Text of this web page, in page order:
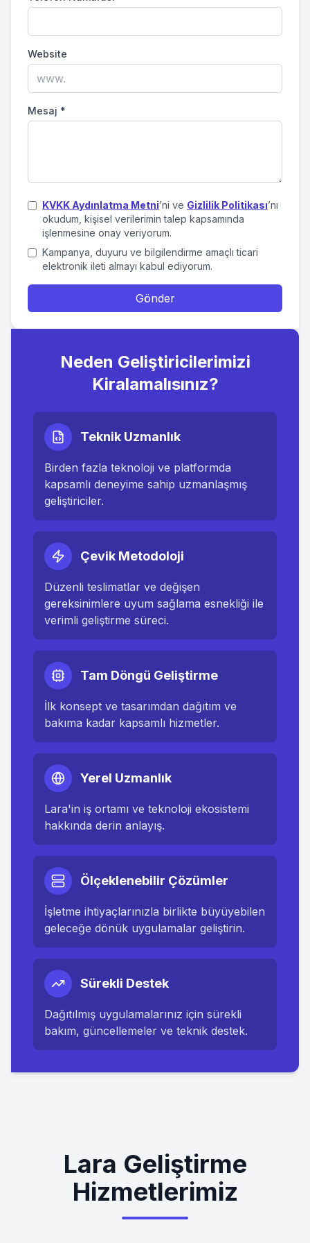
Website
Mesaj *
KVKK Aydınlatma Metni’ni ve Gizlilik Politikası’nı
okudum, kişisel verilerimin talep kapsamında
işlenmesine onay veriyorum.
Kampanya, duyuru ve bilgilendirme amaçlı ticari
elektronik ileti almayı kabul ediyorum.
Gönder
Neden Geliştiricilerimizi
Kiralamalısınız?
Teknik Uzmanlık
Birden fazla teknoloji ve platformda
kapsamlı deneyime sahip uzmanlaşmış
geliştiriciler.
Çevik Metodoloji
Düzenli teslimatlar ve değişen
gereksinimlere uyum sağlama esnekliği ile
verimli geliştirme süreci.
Tam Döngü Geliştirme
İlk konsept ve tasarımdan dağıtım ve
bakıma kadar kapsamlı hizmetler.
Yerel Uzmanlık
Lara'in iş ortamı ve teknoloji ekosistemi
hakkında derin anlayış.
Ölçeklenebilir Çözümler
İşletme ihtiyaçlarınızla birlikte büyüyebilen
geleceğe dönük uygulamalar geliştirin.
Sürekli Destek
Dağıtılmış uygulamalarınız için sürekli
bakım, güncellemeler ve teknik destek.
Lara Geliştirme
Hizmetlerimiz